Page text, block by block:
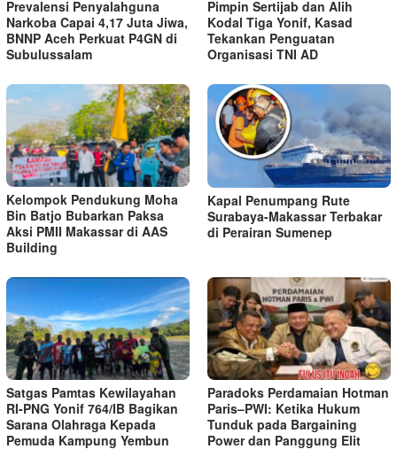
Prevalensi Penyalahguna
Narkoba Capai 4,17 Juta Jiwa,
BNNP Aceh Perkuat P4GN di
Subulussalam
Pimpin Sertijab dan Alih
Kodal Tiga Yonif, Kasad
Tekankan Penguatan
Organisasi TNI AD
Kelompok Pendukung Moha
Bin Batjo Bubarkan Paksa
Aksi PMII Makassar di AAS
Building
Kapal Penumpang Rute
Surabaya-Makassar Terbakar
di Perairan Sumenep
Satgas Pamtas Kewilayahan
RI-PNG Yonif 764/IB Bagikan
Sarana Olahraga Kepada
Pemuda Kampung Yembun
Paradoks Perdamaian Hotman
Paris–PWI: Ketika Hukum
Tunduk pada Bargaining
Power dan Panggung Elit